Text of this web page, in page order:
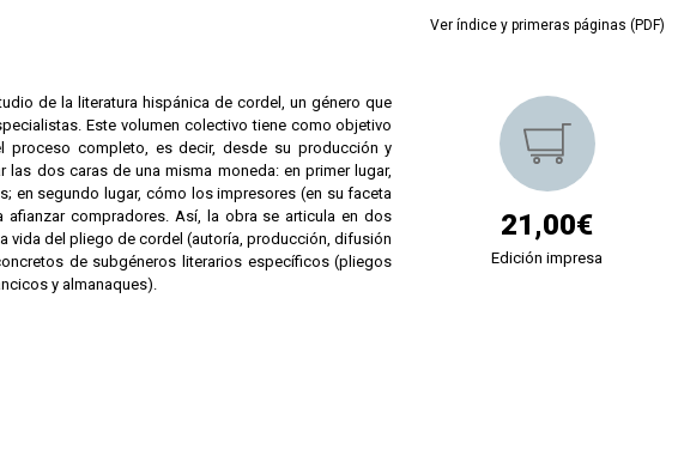
de la literatura hispánica de cordel, un género que
Este volumen colectivo tiene como objetivo
completo, es decir, desde su producción y
dos caras de una misma moneda: en primer lugar,
segundo lugar, cómo los impresores (en su faceta
compradores. Así, la obra se articula en dos
vida del pliego de cordel (autoría, producción, difusión
de subgéneros literarios específicos (pliegos
y almanaques).
Ver índice y primeras páginas (PDF)
21,00€
Edición impresa